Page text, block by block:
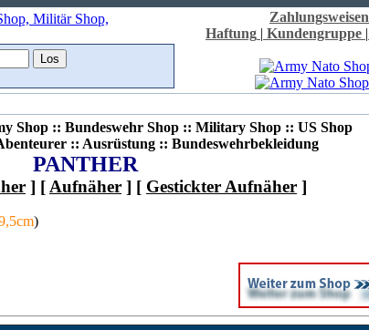
Zahlungsweisen
Haftung | Kundengruppe |
Shop :: Bundeswehr Shop :: Military Shop :: US Shop
:: Ausrüstung :: Bundeswehrbekleidung
PANTHER
] [ Aufnäher ] [ Gestickter Aufnäher ]
)